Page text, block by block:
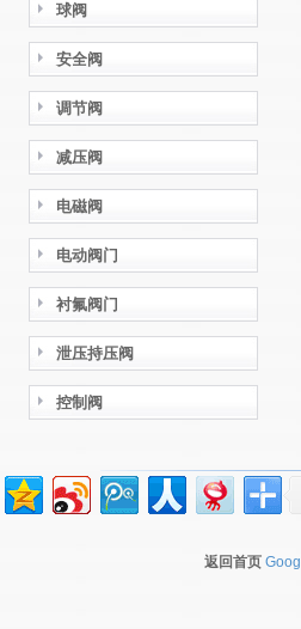
球阀
安全阀
调节阀
减压阀
电磁阀
电动阀门
衬氟阀门
泄压持压阀
控制阀
返回首页